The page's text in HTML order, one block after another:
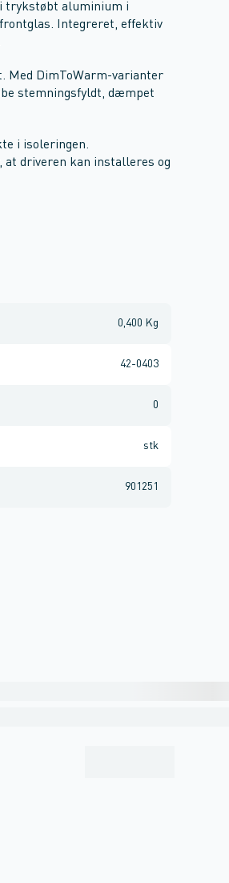
trykstøbt aluminium i
Integreret, effektiv
Med DimToWarm-varianter
stemningsfyldt, dæmpet
i isoleringen.
driveren kan installeres og
0,400 Kg
42-0403
0
stk
901251